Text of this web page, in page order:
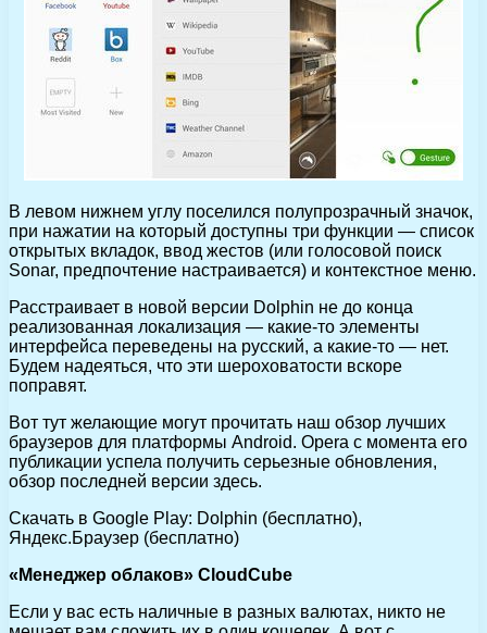
В левом нижнем углу поселился полупрозрачный значок,
при нажатии на который доступны три функции — список
открытых вкладок, ввод жестов (или голосовой поиск
Sonar, предпочтение настраивается) и контекстное меню.
Расстраивает в новой версии Dolphin не до конца
реализованная локализация — какие-то элементы
интерфейса переведены на русский, а какие-то — нет.
Будем надеяться, что эти шероховатости вскоре
поправят.
Вот тут желающие могут прочитать наш обзор лучших
браузеров для платформы Android. Opera с момента его
публикации успела получить серьезные обновления,
обзор последней версии здесь.
Скачать в Google Play: Dolphin (бесплатно),
Яндекс.Браузер (бесплатно)
«Менеджер облаков» CloudCube
Если у вас есть наличные в разных валютах, никто не